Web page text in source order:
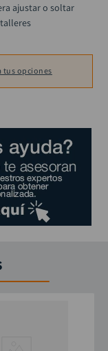
ajustar o soltar
tus opciones